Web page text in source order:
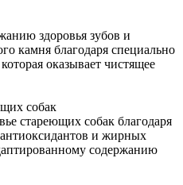
здоровья зубов и
камня благодаря специально
оказывает чистящее
собак
стареющих собак благодаря
и жирных
содержанию